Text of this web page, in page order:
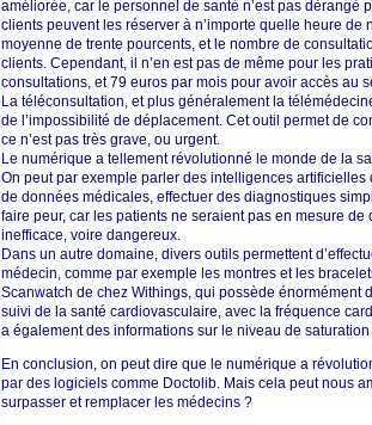
améliorée, car le personnel de santé n’est pas
clients peuvent les réserver à n’importe quelle heure de
moyenne de trente pourcents, et le nombre de
clients. Cependant, il n’en est pas de même pour les
consultations, et 79 euros par mois pour avoir accès au
La téléconsultation, et plus généralement la
de l’impossibilité de déplacement. Cet outil permet de
ce n’est pas très grave, ou urgent.
Le numérique a tellement révolutionné le monde de la
On peut par exemple parler des intelligences
de données médicales, effectuer des diagnostiques
faire peur, car les patients ne seraient pas en mesure
inefficace, voire dangereux.
Dans un autre domaine, divers outils permettent
médecin, comme par exemple les montres et les
Scanwatch de chez Withings, qui possède énormément
suivi de la santé cardiovasculaire, avec la fréquence
a également des informations sur le niveau de
En conclusion, on peut dire que le numérique a
par des logiciels comme Doctolib. Mais cela peut nous
surpasser et remplacer les médecins ?